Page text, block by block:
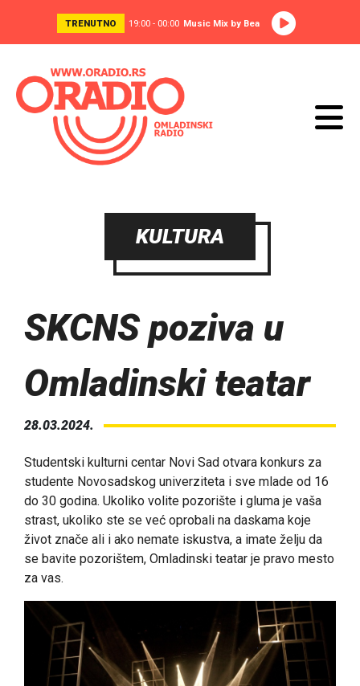
TRENUTNO 19:00 - 00:00 Music Mix by Bea
KULTURA
SKCNS poziva u
Omladinski teatar
28.03.2024.
Studentski kulturni centar Novi Sad otvara konkurs za
studente Novosadskog univerziteta i sve mlade od 16
do 30 godina. Ukoliko volite pozorište i gluma je vaša
strast, ukoliko ste se već oprobali na daskama koje
život znače ali i ako nemate iskustva, a imate želju da
se bavite pozorištem, Omladinski teatar je pravo mesto
za vas.